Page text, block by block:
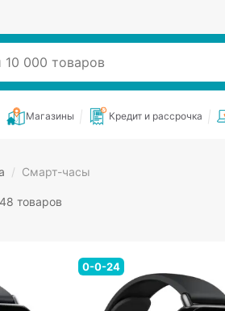
Магазины Кредит и рассрочка
/ Смарт-часы
48 товаров
0-0-24